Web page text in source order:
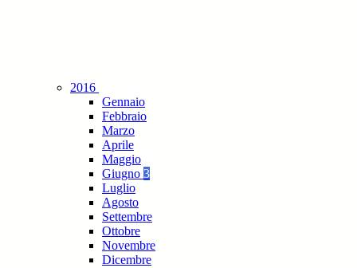
2016
Gennaio
Febbraio
Marzo
Aprile
Maggio
Giugno 3
Luglio
Agosto
Settembre
Ottobre
Novembre
Dicembre